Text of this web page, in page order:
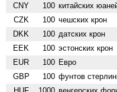
CNY 100 китайских
CZK 100 чешских крон
DKK 100 датских крон
EEK 100 эстонских крон
EUR 100 Евро
GBP 100 фунтов